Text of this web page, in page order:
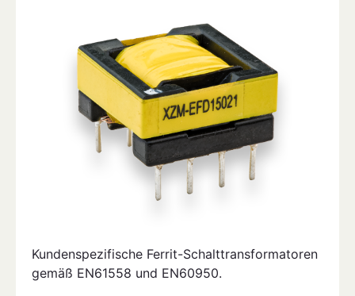
Kundenspezifische Ferrit-Schalttransformatoren
gemäß EN61558 und EN60950.